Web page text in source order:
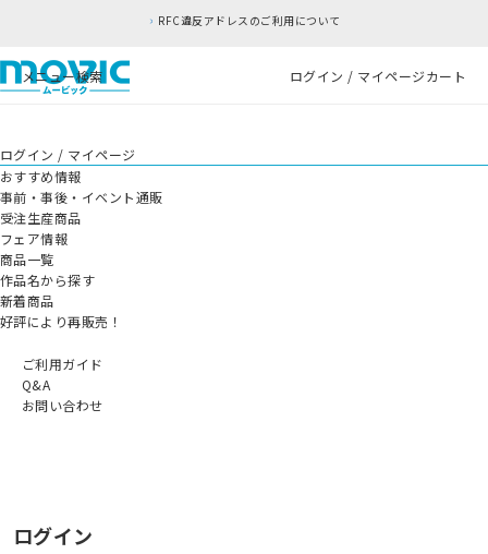
RFC違反アドレスのご利用について
メニュー検索 ログイン / マイページカート
ログイン / マイページ
おすすめ情報
事前・事後・イベント通販
受注生産商品
フェア情報
商品一覧
作品名から探す
新着商品
好評により再販売！
ご利用ガイド
Q&A
お問い合わせ
ログイン